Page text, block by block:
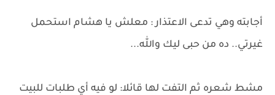
أجابته وهي تدعى الاعتذار : معلش يا هشام استحمل
غيرتي.. ده من حبى ليك والله...
مشط شعره ثم التفت لها قائلا: لو فيه أي طلبات للبيت